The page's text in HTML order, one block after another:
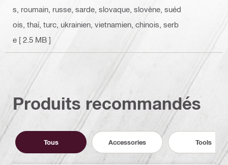
s, roumain, russe, sarde, slovaque, slovène, suéd
ois, thaï, turc, ukrainien, vietnamien, chinois, serb
e [ 2.5 MB ]
Produits recommandés
Tous Accessories Tools